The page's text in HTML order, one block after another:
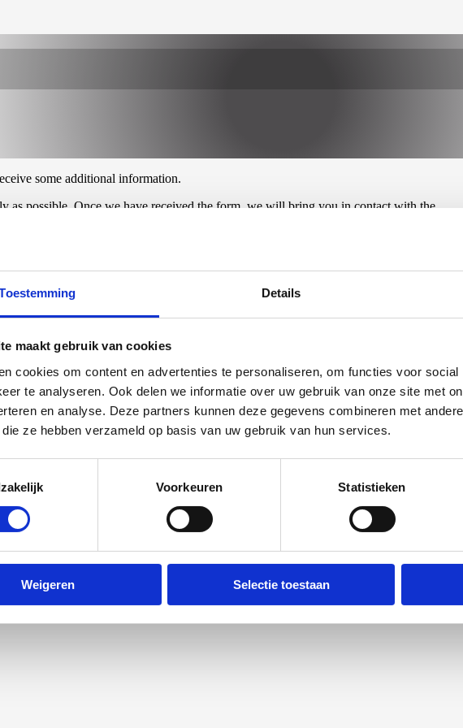
Details
maakt gebruik van cookies
cookies om content en advertenties te personaliseren, om functies voor
te analyseren. Ook delen we informatie over uw gebruik van onze site met
en analyse. Deze partners kunnen deze gegevens combineren met
ze hebben verzameld op basis van uw gebruik van hun services.
Voorkeuren Statistieken
Weigeren Selectie toestaan
some additional information.
as possible. Once we have received the form, we will bring you in contact with the
layout together.
our